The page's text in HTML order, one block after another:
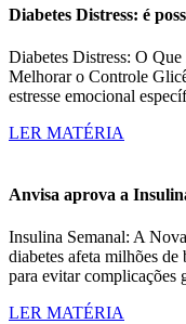
Diabetes Distress: é
Diabetes Distress: O
Melhorar o Controle
estresse emocional
LER MATÉRIA
Anvisa aprova a
Insulina Semanal: A
diabetes afeta milhões
para evitar complicações
LER MATÉRIA